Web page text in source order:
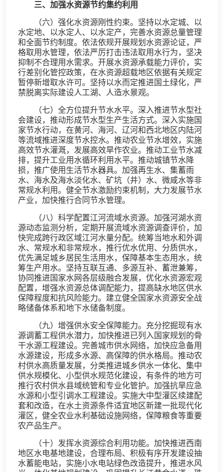
三、加强水资源节约集约利用
（六）强化水资源刚性约束。坚持以水定城、以
水定地、以水定人、以水定产，完善水资源总量管理
和全面节约制度。依法依规开展规划水资源论证，严
格取用水管理，依法严厉打击违法取用水行为，坚决
抑制不合理用水需求。开展水资源承载能力评价，实
行差别化管控政策，在水资源超载地区依据有关规定
暂停新增取水许可。坚持以水而定推进国土绿化，严
禁脱离实际建设人工湖、人造水景观。
（七）全方位提升节水水平。深入推进节水型社
会建设，推动形成节水型生产生活方式。深入实施国
家节水行动，在黄河、海河、辽河和西北地区内陆河
等流域推进深度节水控水。推动农业节水增效，实施
高效节水灌溉，发展高效旱作农业。推动工业节水减
排，提升工业用水循环利用水平。推动城镇节水降
损，推广使用生活节水器具。加强再生水、集蓄雨
水、海水及海水淡化水、矿坑（井）水、微咸水等非
常规水利用。健全节水激励约束机制，大力发展节水
产业，加快推行合同节水管理。
（八）科学配置江河流域水资源。加强河湖水资
源动态监测分析，定期开展流域水资源调查评价，加
快完成跨行政区域江河水量分配。统筹当地水和外调
水、常规水和非常规水，推行优水优用、分质供水，
优先满足城乡居民生活用水，保障基本生态用水，统
筹生产用水。坚持互联互通、多源互补、蓄泄兼筹，
协同推进国家水网各层级融合发展，优化水资源宏观
配置，增强水资源总体调配能力，提高缺水地区供水
保障程度和抗风险能力。建立健全国家水资源安全战
略储备体系和地下水储备制度。
（九）增强供水安全保障能力。充分挖掘现有水
源调蓄工程供水潜力，加快推进已列入国家规划的骨
干水源工程建设。完善城市供水网络，加快应急备用
水源建设，形成多水源、高保障的供水格局。推动农
村供水高质量发展，分类推进城乡供水一体化、集中
供水规模化、小型供水规范化建设，有条件的地方可
推行农村供水县域统管和专业化管护。加强抗旱应急
水源和小型引调水工程建设。实施大中型灌区续建配
套和改造，在水土资源条件适宜地区新建一批现代化
灌区，健全农业水利基础设施网络，保障粮食等重要
农产品生产。
（十）发挥水资源综合利用功能。加快推进西南
地区水电基地建设，合理布局、积极有序开发建设抽
水蓄能电站，实施小水电站绿色改造提升，推进水风